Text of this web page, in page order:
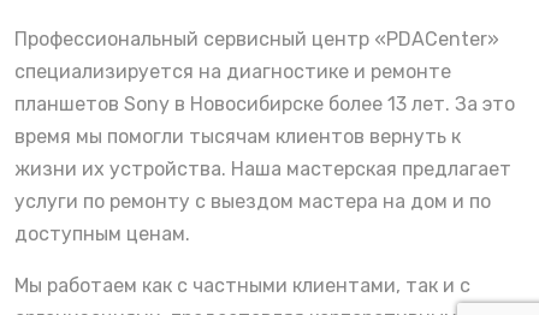
Профессиональный сервисный центр «PDACenter»
специализируется на диагностике и ремонте
планшетов Sony в Новосибирске более 13 лет. За это
время мы помогли тысячам клиентов вернуть к
жизни их устройства. Наша мастерская предлагает
услуги по ремонту с выездом мастера на дом и по
доступным ценам.
Мы работаем как с частными клиентами, так и с